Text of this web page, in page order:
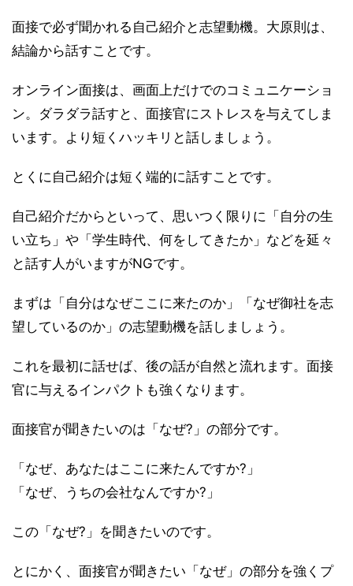
面接で必ず聞かれる自己紹介と志望動機。大原則は、
結論から話すことです。
オンライン面接は、画面上だけでのコミュニケーショ
ン。ダラダラ話すと、面接官にストレスを与えてしま
います。より短くハッキリと話しましょう。
とくに自己紹介は短く端的に話すことです。
自己紹介だからといって、思いつく限りに「自分の生
い立ち」や「学生時代、何をしてきたか」などを延々
と話す人がいますがNGです。
まずは「自分はなぜここに来たのか」「なぜ御社を志
望しているのか」の志望動機を話しましょう。
これを最初に話せば、後の話が自然と流れます。面接
官に与えるインパクトも強くなります。
面接官が聞きたいのは「なぜ?」の部分です。
「なぜ、あなたはここに来たんですか?」
「なぜ、うちの会社なんですか?」
この「なぜ?」を聞きたいのです。
とにかく、面接官が聞きたい「なぜ」の部分を強くプ